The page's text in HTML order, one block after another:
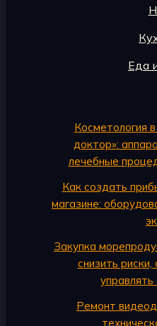
Еда
Косметология
доктор»:
лечебные
Как создать
магазине:
Закупка
снизить
Ремонт